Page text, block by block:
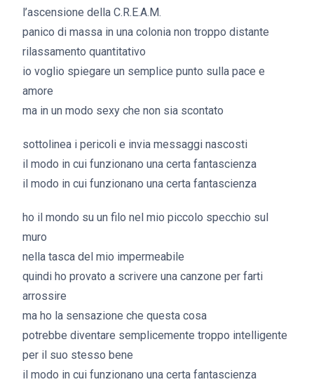
l’ascensione della C.R.E.A.M.
panico di massa in una colonia non troppo distante
rilassamento quantitativo
io voglio spiegare un semplice punto sulla pace e
amore
ma in un modo sexy che non sia scontato
sottolinea i pericoli e invia messaggi nascosti
il modo in cui funzionano una certa fantascienza
il modo in cui funzionano una certa fantascienza
ho il mondo su un filo nel mio piccolo specchio sul
muro
nella tasca del mio impermeabile
quindi ho provato a scrivere una canzone per farti
arrossire
ma ho la sensazione che questa cosa
potrebbe diventare semplicemente troppo intelligente
per il suo stesso bene
il modo in cui funzionano una certa fantascienza